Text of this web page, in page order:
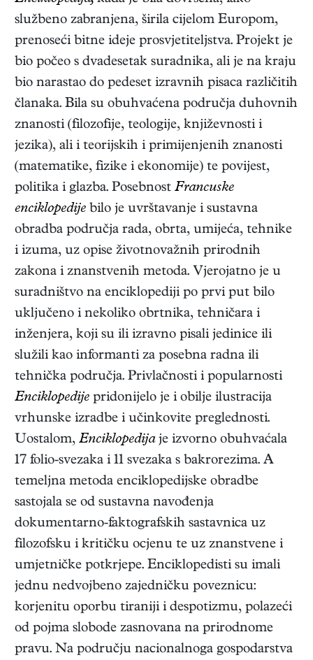
službeno zabranjena, širila cijelom Europom,
prenoseći bitne ideje prosvjetiteljstva. Projekt je
bio počeo s dvadesetak suradnika, ali je na kraju
bio narastao do pedeset izravnih pisaca različitih
članaka. Bila su obuhvaćena područja duhovnih
znanosti (filozofije, teologije, književnosti i
jezika), ali i teorijskih i primijenjenih znanosti
(matematike, fizike i ekonomije) te povijest,
politika i glazba. Posebnost Francuske
enciklopedije bilo je uvrštavanje i sustavna
obradba područja rada, obrta, umijeća, tehnike
i izuma, uz opise životnovažnih prirodnih
zakona i znanstvenih metoda. Vjerojatno je u
suradništvo na enciklopediji po prvi put bilo
uključeno i nekoliko obrtnika, tehničara i
inženjera, koji su ili izravno pisali jedinice ili
služili kao informanti za posebna radna ili
tehnička područja. Privlačnosti i popularnosti
Enciklopedije pridonijelo je i obilje ilustracija
vrhunske izradbe i učinkovite preglednosti.
Uostalom, Enciklopedijaje izvorno obuhvaćala
17 folio-svezaka i 11 svezaka s bakrorezima. A
temeljna metoda enciklopedijske obradbe
sastojala se od sustavna navođenja
dokumentarno-faktografskih sastavnica uz
filozofsku i kritičku ocjenu te uz znanstvene i
umjetničke potkrjepe. Enciklopedisti su imali
jednu nedvojbeno zajedničku poveznicu:
korjenitu oporbu tiraniji i despotizmu, polazeći
od pojma slobode zasnovana na prirodnome
pravu. Na području nacionalnoga gospodarstva